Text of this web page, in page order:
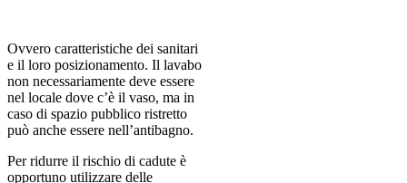
Ovvero caratteristiche dei sanitari
e il loro posizionamento. Il lavabo
non necessariamente deve essere
nel locale dove c’è il vaso, ma in
caso di spazio pubblico ristretto
può anche essere nell’antibagno.
Per ridurre il rischio di cadute è
opportuno utilizzare delle